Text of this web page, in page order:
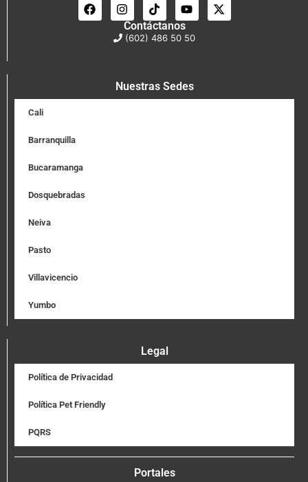
Contáctanos
(602) 486 50 50
Nuestras Sedes
Cali
Barranquilla
Bucaramanga
Dosquebradas
Neiva
Pasto
Villavicencio
Yumbo
Legal
Política de Privacidad
Política Pet Friendly
PQRS
Portales